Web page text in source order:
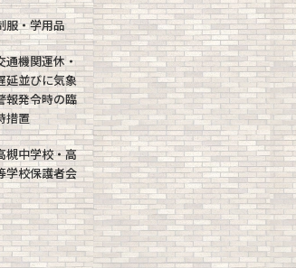
服・学用品
通機関運休・
延並びに気象
報発令時の臨
措置
槻中学校・高
学校保護者会